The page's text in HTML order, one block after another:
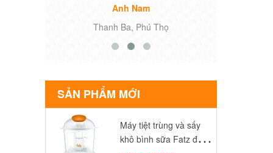
Anh Nam
Thanh Ba, Phú Thọ
SẢN PHẨM MỚI
Máy tiệt trùng và sấy
khô bình sữa Fatz điện